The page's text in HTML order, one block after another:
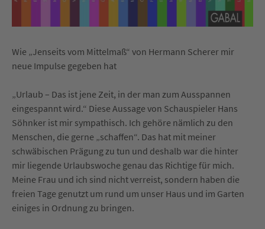
Wie „Jenseits vom Mittelmaß“ von Hermann Scherer mir
neue Impulse gegeben hat
„Urlaub – Das ist jene Zeit, in der man zum Ausspannen
eingespannt wird.“ Diese Aussage von Schauspieler Hans
Söhnker ist mir sympathisch. Ich gehöre nämlich zu den
Menschen, die gerne „schaffen“. Das hat mit meiner
schwäbischen Prägung zu tun und deshalb war die hinter
mir liegende Urlaubswoche genau das Richtige für mich.
Meine Frau und ich sind nicht verreist, sondern haben die
freien Tage genutzt um rund um unser Haus und im Garten
einiges in Ordnung zu bringen.